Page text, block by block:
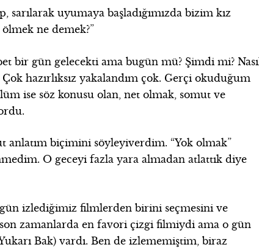
sarılarak uyumaya başladığımızda bizim kız
ne demek?”
bir gün gelecekti ama bugün mü? Şimdi mi?
hazırlıksız yakalandım çok. Gerçi okuduğum
ise söz konusu olan, net olmak, somut ve
anlatım biçimini söyleyiverdim. “Yok olmak”
O geceyi fazla yara almadan atlattık diye
izlediğimiz filmlerden birini seçmesini ve
zamanlarda en favori çizgi filmiydi ama o gün
Bak) vardı. Ben de izlememiştim, biraz